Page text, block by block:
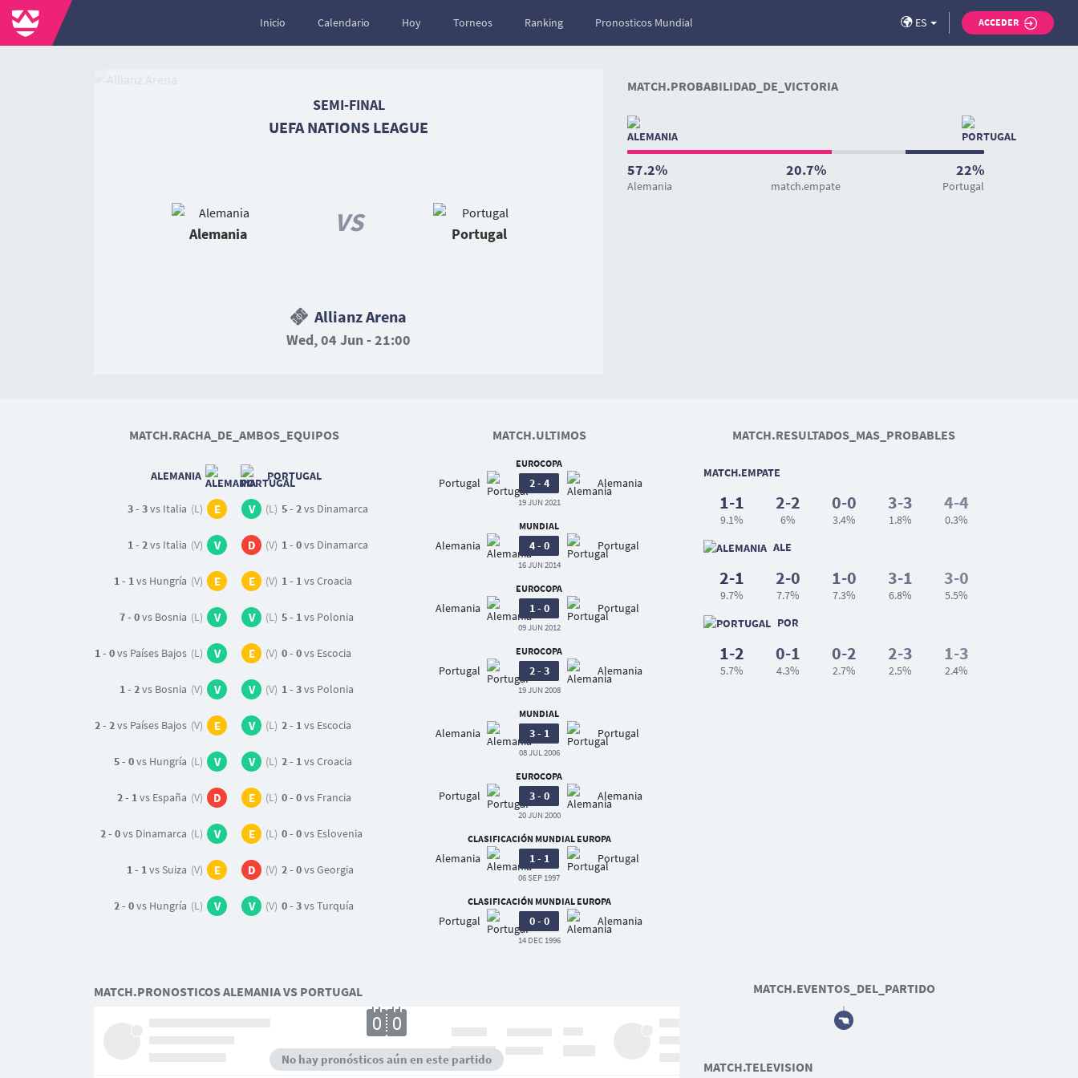
Inicio Calendario Hoy Torneos Ranking Pronosticos Mundial ES ACCEDER
SEMI-FINAL
UEFA NATIONS LEAGUE
Alemania VS Portugal
Allianz Arena
Wed, 04 Jun - 21:00
MATCH.PROBABILIDAD_DE_VICTORIA
57.2%
Alemania
20.7%
match.empate
22%
Portugal
MATCH.RACHA_DE_AMBOS_EQUIPOS
ALEMANIA PORTUGAL
3 - 3vs Italia (L) E
1 - 2vs Italia (V) V
1 - 1vs Hungría (V) E
7 - 0vs Bosnia (L) V
1 - 0vs Países Bajos (L) V
1 - 2vs Bosnia (V) V
2 - 2vs Países Bajos (V) E
5 - 0vs Hungría (L) V
2 - 1vs España (V) D
2 - 0vs Dinamarca (L) V
1 - 1vs Suiza (V) E
2 - 0vs Hungría (L) V
V (L) 5 - 2vs Dinamarca
D (V) 1 - 0vs Dinamarca
E (V) 1 - 1vs Croacia
V (L) 5 - 1vs Polonia
E (V) 0 - 0vs Escocia
V (V) 1 - 3vs Polonia
V (L) 2 - 1vs Escocia
V (L) 2 - 1vs Croacia
E (L) 0 - 0vs Francia
E (L) 0 - 0vs Eslovenia
D (V) 2 - 0vs Georgia
V (V) 0 - 3vs Turquía
MATCH.ULTIMOS
EUROCOPA
Portugal 2 - 4 Alemania
19 JUN 2021
MUNDIAL
Alemania 4 - 0 Portugal
16 JUN 2014
EUROCOPA
Alemania 1 - 0 Portugal
09 JUN 2012
EUROCOPA
Portugal 2 - 3 Alemania
19 JUN 2008
MUNDIAL
Alemania 3 - 1 Portugal
08 JUL 2006
EUROCOPA
Portugal 3 - 0 Alemania
20 JUN 2000
CLASIFICACIÓN MUNDIAL EUROPA
Alemania 1 - 1 Portugal
06 SEP 1997
CLASIFICACIÓN MUNDIAL EUROPA
Portugal 0 - 0 Alemania
14 DEC 1996
MATCH.RESULTADOS_MAS_PROBABLES
ALE
2-1
9.7%
2-0
7.7%
1-0
7.3%
3-1
6.8%
3-0
5.5%
MATCH.EMPATE
1-1
9.1%
2-2
6%
0-0
3.4%
3-3
1.8%
4-4
0.3%
POR
1-2
5.7%
0-1
4.3%
0-2
2.7%
2-3
2.5%
1-3
2.4%
MATCH.PRONOSTICOS ALEMANIA VS PORTUGAL
No hay pronósticos aún en este partido
MATCH.EVENTOS_DEL_PARTIDO
MATCH.TELEVISION